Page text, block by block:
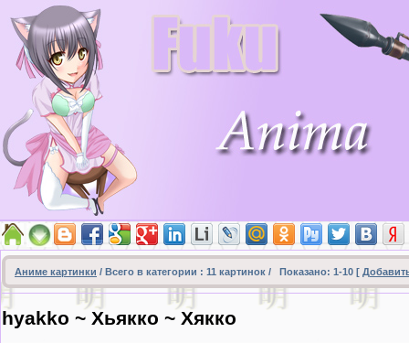
Аниме картинки / Всего в категории : 11 картинок / Показано: 1-10 [
hyakko ~ Хьякко ~ Хякко